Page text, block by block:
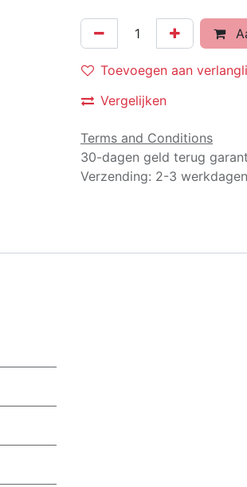
Toevoegen aan
Vergelijken
Terms and Conditions
30-dagen geld terug
Verzending: 2-3 werkdagen